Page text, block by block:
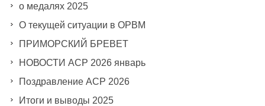
о медалях 2025
О текущей ситуации в ОРВМ
ПРИМОРСКИЙ БРЕВЕТ
НОВОСТИ АСР 2026 январь
Поздравление АСР 2026
Итоги и выводы 2025